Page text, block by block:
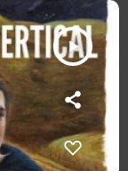
play_arrow